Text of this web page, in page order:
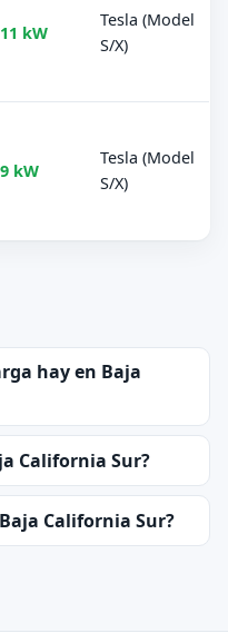
11 kW
Tesla (Model
S/X)
9 kW
Tesla (Model
S/X)
hay en Baja
California Sur?
California Sur?